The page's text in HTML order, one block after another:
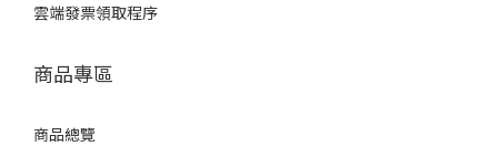
雲端發票領取程序
商品專區
商品總覽